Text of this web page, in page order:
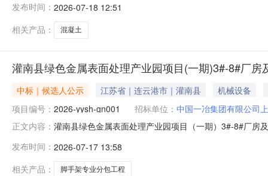
集团有限公司就项目需用物资的采购进行公开招标，欢
分公司3、申请
发布时间： 2026-07-18 12:51
相关产品：
混凝土
灌南县绿色金属表面处理产业园项目(一期)3#-8#厂
中标｜候选人公示 江苏省｜连云港市｜灌南县
机械设备
项目编号： 2026-yysh-gn001 招标单位： 中国一冶集团有限公司
正文内容： 灌南县绿色金属表面处理产业园项目（一期）3#-8#厂房
理产业园项目（一期）3#-8#厂房及办公用房和配套用房
构办理投标保证
发布时间： 2026-07-17 13:58
相关产品：
脚手架专业分包工程